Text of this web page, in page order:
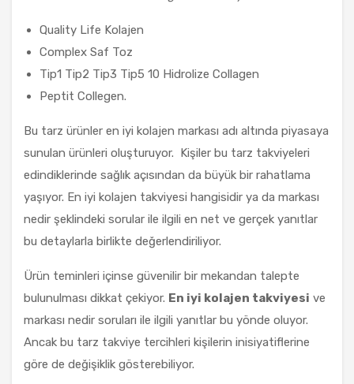
Quality Life Kolajen
Complex Saf Toz
Tip1 Tip2 Tip3 Tip5 10 Hidrolize Collagen
Peptit Collegen.
Bu tarz ürünler en iyi kolajen markası adı altında piyasaya
sunulan ürünleri oluşturuyor. Kişiler bu tarz takviyeleri
edindiklerinde sağlık açısından da büyük bir rahatlama
yaşıyor. En iyi kolajen takviyesi hangisidir ya da markası
nedir şeklindeki sorular ile ilgili en net ve gerçek yanıtlar
bu detaylarla birlikte değerlendiriliyor.
Ürün teminleri içinse güvenilir bir mekandan talepte
bulunulması dikkat çekiyor. En iyi kolajen takviyesi ve
markası nedir soruları ile ilgili yanıtlar bu yönde oluyor.
Ancak bu tarz takviye tercihleri kişilerin inisiyatiflerine
göre de değişiklik gösterebiliyor.